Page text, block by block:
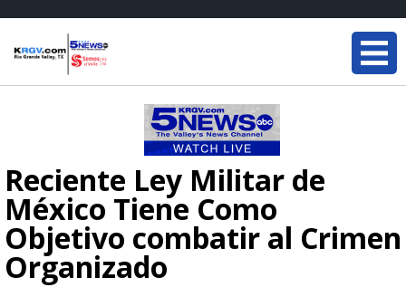
Reciente Ley Militar de
México Tiene Como
Objetivo combatir al Crimen
Organizado